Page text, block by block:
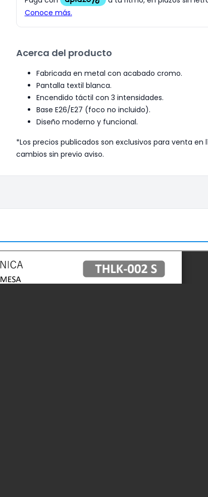
Acerca del producto
Fabricada en metal con acabado cromo.
Pantalla textil blanca.
Encendido táctil con 3 intensidades.
Base E26/E27 (foco no incluido).
Diseño moderno y funcional.
*Los precios publicados son exclusivos para venta en
cambios sin previo aviso.